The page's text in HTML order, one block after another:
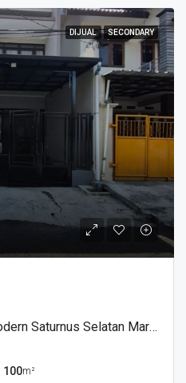
DIJUAL SECONDARY
Dijual Rumah Mininalis Modern Saturnus Selatan Margahayu
100m²